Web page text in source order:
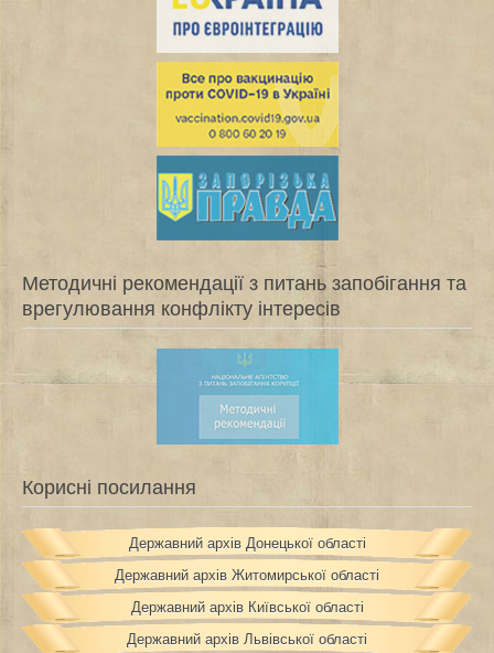
Методичні рекомендації з питань запобігання та
врегулювання конфлікту інтересів
Корисні посилання
Державний архів Донецької області
Державний архів Житомирської області
Державний архів Київської області
Державний архів Львівської області